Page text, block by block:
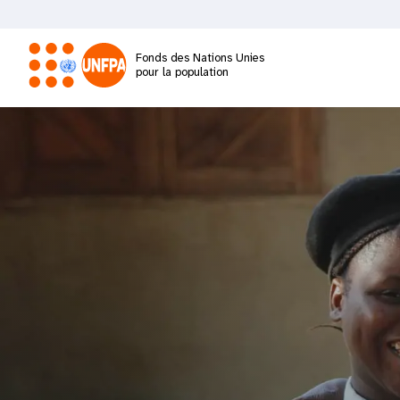
contenu
principal
Fonds des Nations Unies
pour la population
M